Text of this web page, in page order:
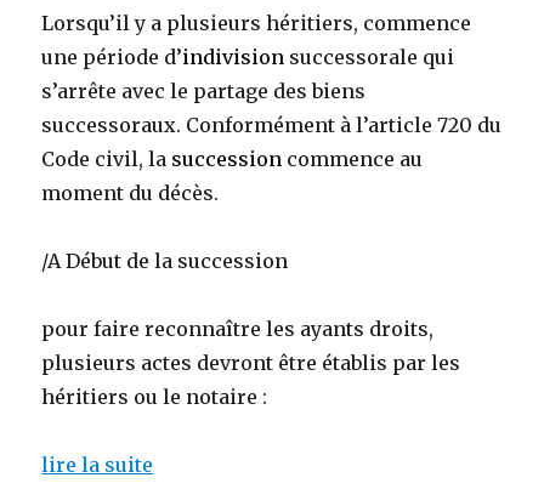
Lorsqu’il y a plusieurs héritiers, commence
une période d’indivision successorale qui
s’arrête avec le partage des biens
successoraux. Conformément à l’article 720 du
Code civil, la succession commence au
moment du décès.
/A Début de la succession
pour faire reconnaître les ayants droits,
plusieurs actes devront être établis par les
héritiers ou le notaire :
lire la suite